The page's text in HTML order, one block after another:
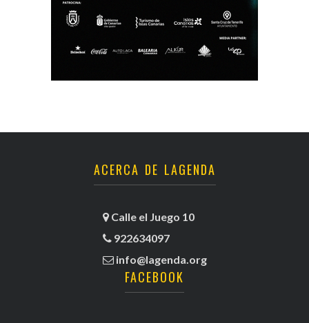
ACERCA DE LAGENDA
Calle el Juego 10
922634097
info@lagenda.org
FACEBOOK